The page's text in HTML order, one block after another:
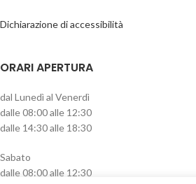
Dichiarazione di accessibilità
ORARI APERTURA
dal Lunedì al Venerdì
dalle 08:00 alle 12:30
dalle 14:30 alle 18:30
Sabato
dalle 08:00 alle 12:30